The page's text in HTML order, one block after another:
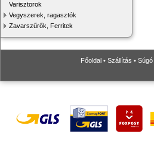
Varisztorok
Vegyszerek, ragasztók
Zavarszűrők, Ferritek
Főoldal • Szállítás • Súgó